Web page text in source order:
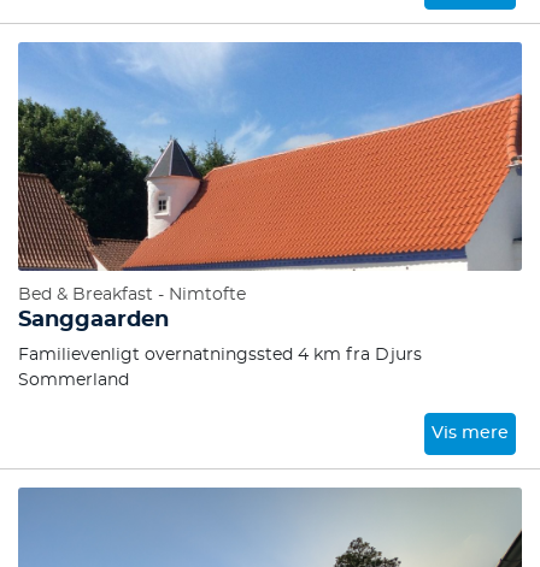
Bed & Breakfast - Nimtofte
Sanggaarden
Familievenligt overnatningssted 4 km fra Djurs
Sommerland
Vis mere